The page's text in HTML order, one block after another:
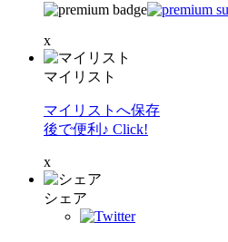
x
マイリスト
マイリストへ保存
後で便利♪ Click!
x
シェア